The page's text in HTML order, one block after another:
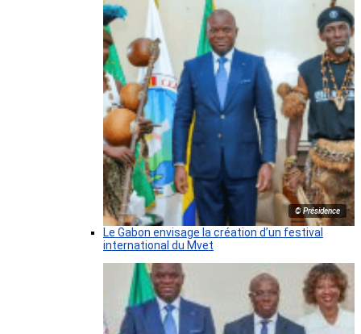
© Présidence
Le Gabon envisage la création d’un festival
international du Mvet